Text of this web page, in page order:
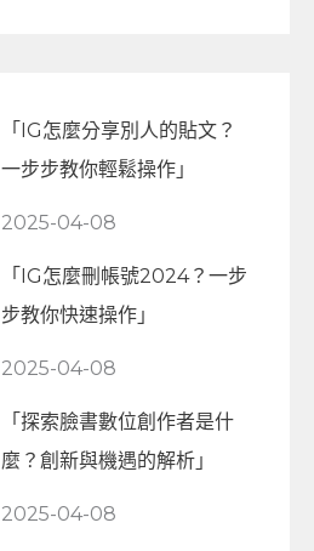
「IG怎麼分享別人的貼文？
一步步教你輕鬆操作」
2025-04-08
「IG怎麼刪帳號2024？一步
步教你快速操作」
2025-04-08
「探索臉書數位創作者是什
麼？創新與機遇的解析」
2025-04-08